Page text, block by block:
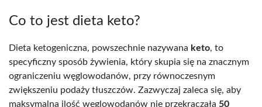
Co to jest dieta keto?
Dieta ketogeniczna, powszechnie nazywana keto, to
specyficzny sposób żywienia, który skupia się na znacznym
ograniczeniu węglowodanów, przy równoczesnym
zwiększeniu podaży tłuszczów. Zazwyczaj zaleca się, aby
maksymalna ilość węglowodanów nie przekraczała 50